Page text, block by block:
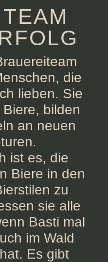
die
lieben. Sie
bilden
an neuen
ist es, die
Biere in den
zu
sie alle
Basti mal
im Wald
Es gibt